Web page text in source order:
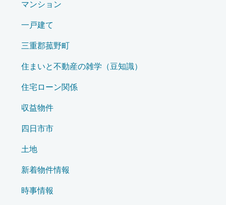
マンション
一戸建て
三重郡菰野町
住まいと不動産の雑学（豆知識）
住宅ローン関係
収益物件
四日市市
土地
新着物件情報
時事情報